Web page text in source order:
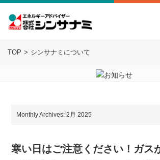
TOP シンサナミについて
Monthly Archives: 2月 2025
寒い日はご注意ください！ガス